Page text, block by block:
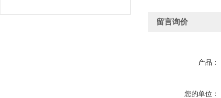
留言询价
产品：
您的单位：